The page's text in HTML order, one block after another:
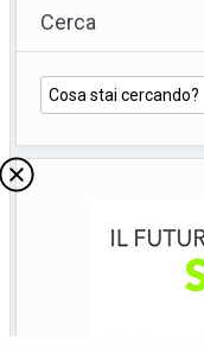
Cerca